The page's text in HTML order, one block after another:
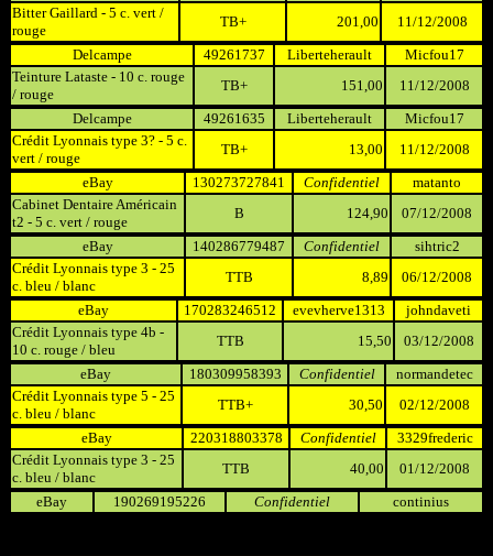
Bitter Gaillard - 5 c. vert /
rouge
TB+ 201,00
11/12/2008
Delcampe
49261737 Liberteherault
Micfou17
Teinture Lataste - 10 c. rouge
/ rouge
TB+ 151,00
11/12/2008
Delcampe
49261635 Liberteherault
Micfou17
Crédit Lyonnais type 3? - 5 c.
vert / rouge
TB+ 13,00
11/12/2008
eBay
130273727841 Confidentiel
matanto
Cabinet Dentaire Américain
t2 - 5 c. vert / rouge
B 124,90
07/12/2008
eBay
140286779487 Confidentiel
sihtric2
Crédit Lyonnais type 3 - 25
c. bleu / blanc
TTB 8,89
06/12/2008
eBay
170283246512 evevherve1313
johndaveti
Crédit Lyonnais type 4b -
10 c. rouge / bleu
TTB 15,50
03/12/2008
eBay
180309958393 Confidentiel
normandetec
Crédit Lyonnais type 5 - 25
c. bleu / blanc
TTB+ 30,50
02/12/2008
eBay
220318803378 Confidentiel
3329frederic
Crédit Lyonnais type 3 - 25
c. bleu / blanc
TTB 40,00
01/12/2008
eBay
190269195226 Confidentiel continius